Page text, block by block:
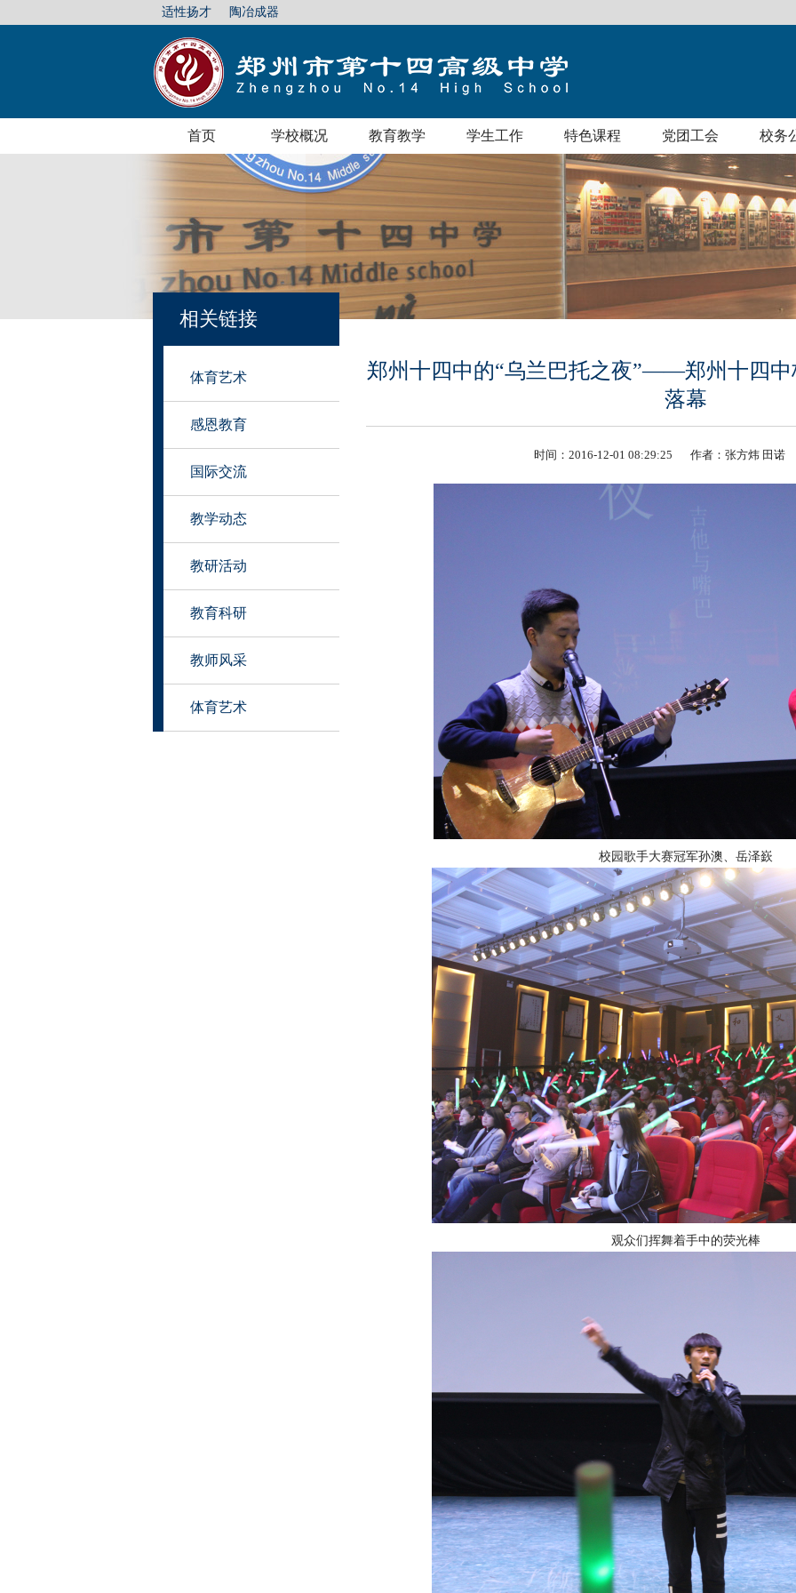
适性扬才 陶冶成器
首页 学校概况 教育教学 学生工作 特色课程 党团工会 校务
相关链接
体育艺术
感恩教育
国际交流
教学动态
教研活动
教育科研
教师风采
体育艺术
郑州十四中的“乌兰巴托之夜”——郑州十四中
落幕
时间：2016-12-01 08:29:25 作者：张方炜 田诺
校园歌手大赛冠军孙澳、岳泽嶔
观众们挥舞着手中的荧光棒